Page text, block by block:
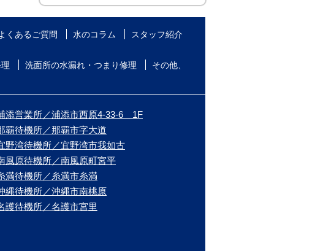
くあるご質問 水のコラム
スタッフ紹介
洗面所の水漏れ・つまり修理
その他、
添営業所／浦添市西原4-33-6 1F
覇待機所／那覇市字大道
野湾待機所／宜野湾市我如古
風原待機所／南風原町宮平
満待機所／糸満市糸満
縄待機所／沖縄市南桃原
護待機所／名護市宮里